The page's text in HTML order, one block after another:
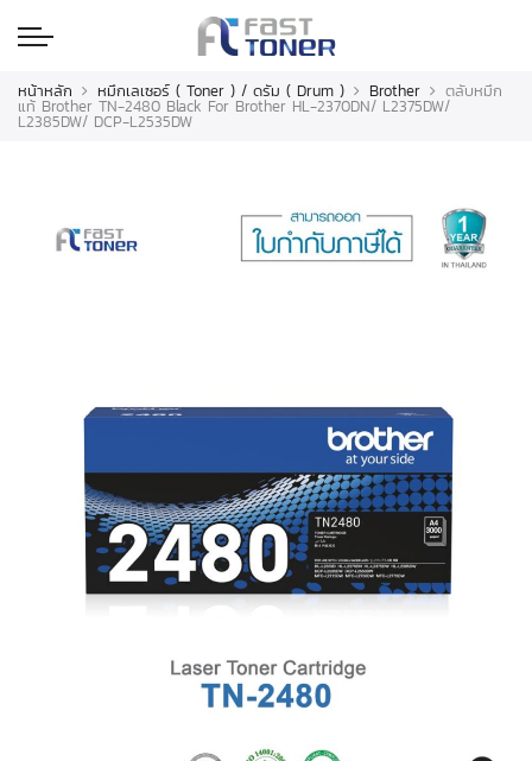
หน้าหลัก หมึกเลเซอร์ ( Toner ) / ดรัม ( Drum ) Brother ตลับหมึก
แท้ Brother TN-2480 Black For Brother HL-2370DN/ L2375DW/
L2385DW/ DCP-L2535DW